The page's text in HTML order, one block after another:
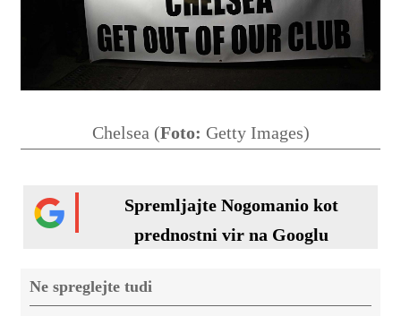
Chelsea (Foto: Getty Images)
Spremljajte Nogomanio kot
prednostni vir na Googlu
Ne spreglejte tudi